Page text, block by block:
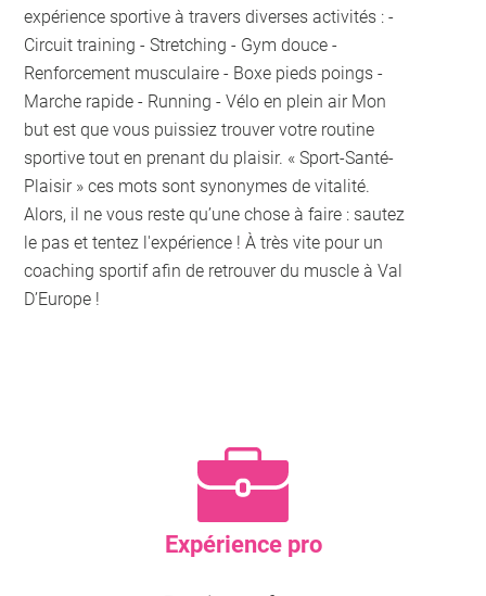
expérience sportive à travers diverses activités : -
Circuit training - Stretching - Gym douce -
Renforcement musculaire - Boxe pieds poings -
Marche rapide - Running - Vélo en plein air Mon
but est que vous puissiez trouver votre routine
sportive tout en prenant du plaisir. « Sport-Santé-
Plaisir » ces mots sont synonymes de vitalité.
Alors, il ne vous reste qu’une chose à faire : sautez
le pas et tentez l'expérience ! À très vite pour un
coaching sportif afin de retrouver du muscle à Val
D’Europe !
Expérience pro